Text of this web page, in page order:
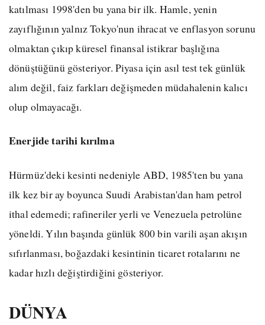
katılması 1998'den bu yana bir ilk. Hamle, yenin
zayıflığının yalnız Tokyo'nun ihracat ve enflasyon sorunu
olmaktan çıkıp küresel finansal istikrar başlığına
dönüştüğünü gösteriyor. Piyasa için asıl test tek günlük
alım değil, faiz farkları değişmeden müdahalenin kalıcı
olup olmayacağı.
Enerjide tarihi kırılma
Hürmüz'deki kesinti nedeniyle ABD, 1985'ten bu yana
ilk kez bir ay boyunca Suudi Arabistan'dan ham petrol
ithal edemedi; rafineriler yerli ve Venezuela petrolüne
yöneldi. Yılın başında günlük 800 bin varili aşan akışın
sıfırlanması, boğazdaki kesintinin ticaret rotalarını ne
kadar hızlı değiştirdiğini gösteriyor.
DÜNYA